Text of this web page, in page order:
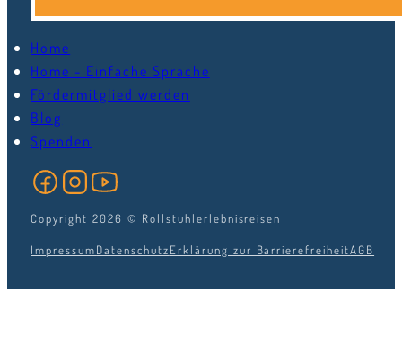
Home
Home - Einfache Sprache
Fördermitglied werden
Blog
Spenden
Folge uns auf Facebook
Folge uns auf Instagram
Folge uns auf YouTube
Copyright 2026 © Rollstuhlerlebnisreisen
ImpressumDatenschutzErklärung zur BarrierefreiheitAGB